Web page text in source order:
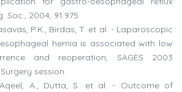
Soc., 2004, 91:975.
P.K., Birdas, T. et al. - Laparoscopic
hernia is associated with low
and reoperation, SAGES 2003
session.
A., Dutta, S. et al. - Outcome of